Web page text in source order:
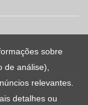
sobre
análise),
relevantes.
detalhes ou